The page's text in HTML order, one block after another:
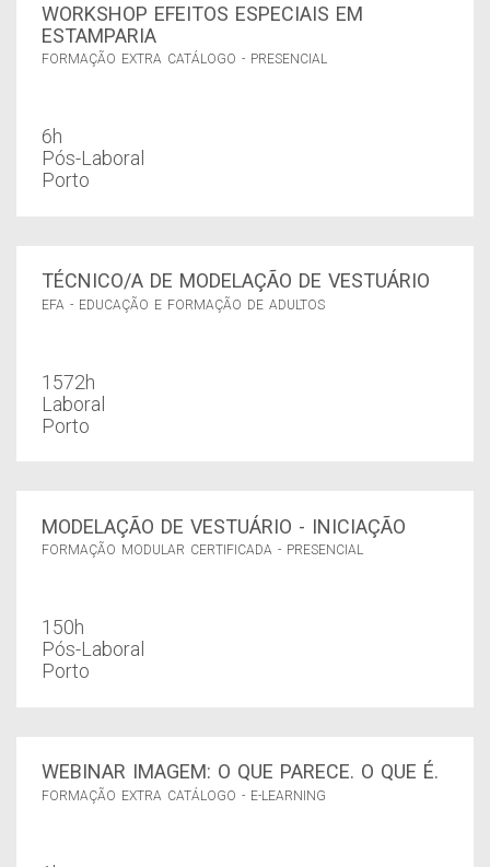
WORKSHOP EFEITOS ESPECIAIS EM
ESTAMPARIA
FORMAÇÃO EXTRA CATÁLOGO - PRESENCIAL
6h
Pós-Laboral
Porto
TÉCNICO/A DE MODELAÇÃO DE VESTUÁRIO
EFA - EDUCAÇÃO E FORMAÇÃO DE ADULTOS
1572h
Laboral
Porto
MODELAÇÃO DE VESTUÁRIO - INICIAÇÃO
FORMAÇÃO MODULAR CERTIFICADA - PRESENCIAL
150h
Pós-Laboral
Porto
WEBINAR IMAGEM: O QUE PARECE. O QUE É.
FORMAÇÃO EXTRA CATÁLOGO - E-LEARNING